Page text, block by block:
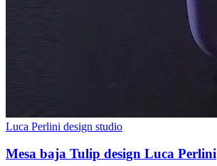
Luca Perlini design studio
Mesa baja Tulip design Luca Perlini